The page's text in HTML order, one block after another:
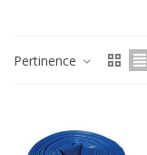
Pertinence